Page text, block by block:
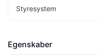
Styresystem
Egenskaber